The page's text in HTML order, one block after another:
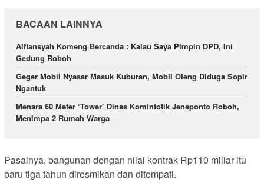
BACAAN LAINNYA
Alfiansyah Komeng Bercanda : Kalau Saya Pimpin DPD, Ini
Gedung Roboh
Geger Mobil Nyasar Masuk Kuburan, Mobil Oleng Diduga Sopir
Ngantuk
Menara 60 Meter ‘Tower’ Dinas Kominfotik Jeneponto Roboh,
Menimpa 2 Rumah Warga
Pasalnya, bangunan dengan nilai kontrak Rp110 miliar itu
baru tiga tahun diresmikan dan ditempati.